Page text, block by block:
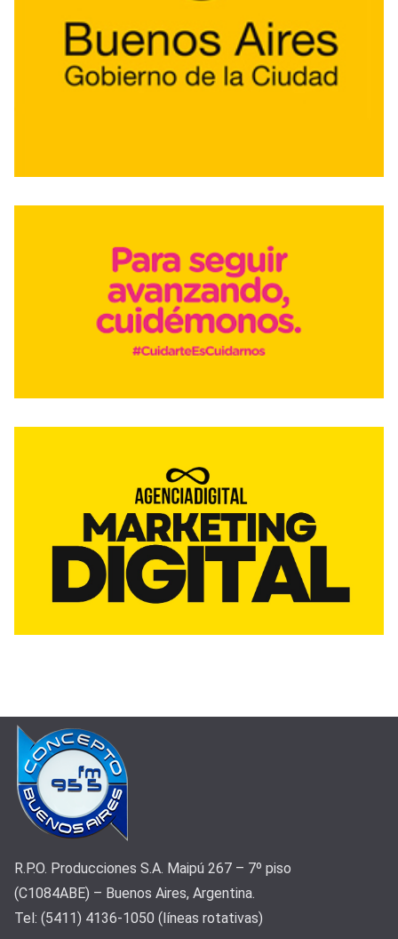
R.P.O. Producciones S.A. Maipú 267 – 7º piso
(C1084ABE) – Buenos Aires, Argentina.
Tel: (5411) 4136-1050 (líneas rotativas)